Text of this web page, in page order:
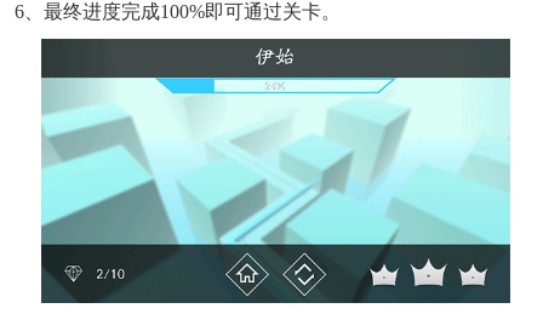
6、最终进度完成100%即可通过关卡。